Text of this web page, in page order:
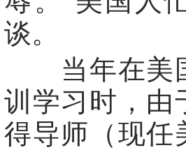
谈。
当年在美
训学习时，由
得导师（现任